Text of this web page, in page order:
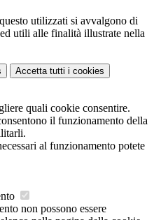
utilizzati si avvalgono di
utili alle finalità illustrate nella
Accetta tutti i cookies
quali cookie consentire.
il funzionamento della
al funzionamento potete
non possono essere